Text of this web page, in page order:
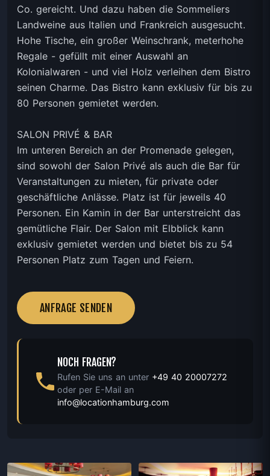
Co. gereicht. Und dazu haben die Sommeliers
Landweine aus Italien und Frankreich ausgesucht.
Hohe Tische, ein großer Weinschrank, meterhohe
Regale - gefüllt mit einer Auswahl an
Kolonialwaren - und viel Holz verleihen dem Bistro
seinen Charme. Das Bistro kann exklusiv für bis zu
80 Personen gemietet werden.
SALON PRIVÉ & BAR
Im unteren Bereich an der Promenade gelegen,
sind sowohl der Salon Privé als auch die Bar für
Veranstaltungen zu mieten, für private oder
geschäftliche Anlässe. Platz ist für jeweils 40
Personen. Ein Kamin in der Bar unterstreicht das
gemütliche Flair. Der Salon mit Elbblick kann
exklusiv gemietet werden und bietet bis zu 54
Personen Platz zum Tagen und Feiern.
ANFRAGE SENDEN
NOCH FRAGEN?
Rufen Sie uns an unter +49 40 20007272
oder per E-Mail an
info@locationhamburg.com